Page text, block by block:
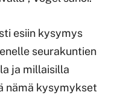
esiin kysymys
seurakuntien
ja millaisilla
nämä kysymykset